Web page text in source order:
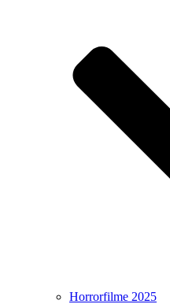
Horrorfilme 2025